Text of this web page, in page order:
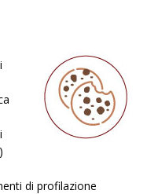
di profilazione